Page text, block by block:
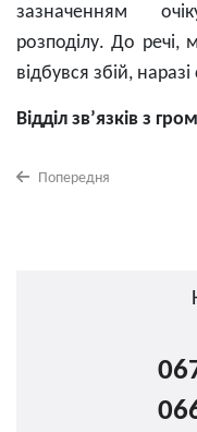
зазначенням
розподілу. До речі,
відбувся збій,
Відділ зв’язків з
Попередня